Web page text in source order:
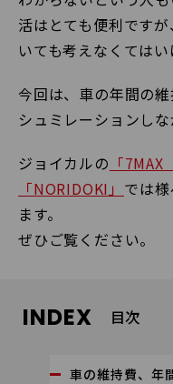
活はとても便利です
いても考えなくてはい
今回は、車の年間の
シュミレーションし
ジョイカルの 「
「NORIDOKI」 では
ます。
ぜひご覧ください。
INDEX 目次
車の維持費、年